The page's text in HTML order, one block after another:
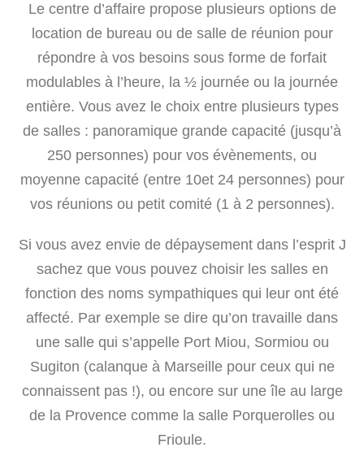
Le centre d’affaire propose plusieurs options de
location de bureau ou de salle de réunion pour
répondre à vos besoins sous forme de forfait
modulables à l’heure, la ½ journée ou la journée
entière. Vous avez le choix entre plusieurs types
de salles : panoramique grande capacité (jusqu’à
250 personnes) pour vos évènements, ou
moyenne capacité (entre 10et 24 personnes) pour
vos réunions ou petit comité (1 à 2 personnes).
Si vous avez envie de dépaysement dans l’esprit J
sachez que vous pouvez choisir les salles en
fonction des noms sympathiques qui leur ont été
affecté. Par exemple se dire qu’on travaille dans
une salle qui s’appelle Port Miou, Sormiou ou
Sugiton (calanque à Marseille pour ceux qui ne
connaissent pas !), ou encore sur une île au large
de la Provence comme la salle Porquerolles ou
Frioule.